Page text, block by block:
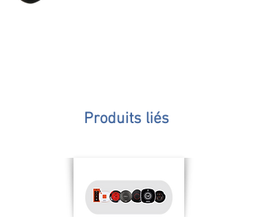
Produits liés